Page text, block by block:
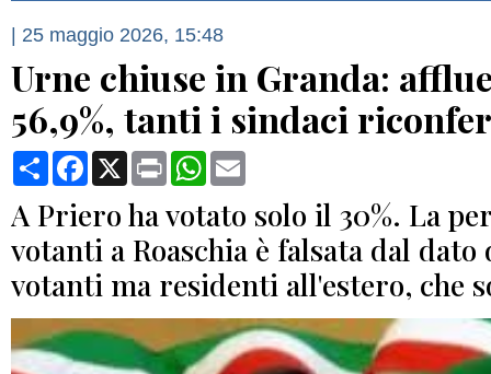
| 25 maggio 2026, 15:48
Urne chiuse in Granda:
56,9%, tanti i sindaci
CondividiFacebook
X Print WhatsApp
A Priero ha votato solo il 30%. La
votanti a Roaschia è falsata dal
votanti ma residenti all'estero, che